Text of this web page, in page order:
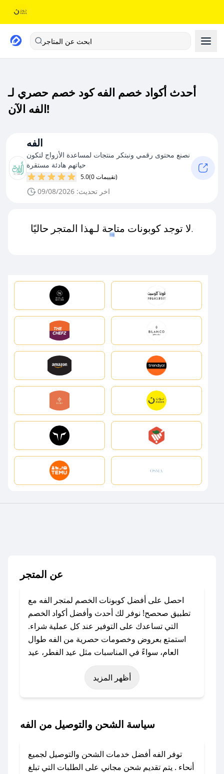
ابحث عن المتاجر
أحدث أكواد خصم الفه كود خصم حصري لـ
الفه الآن!
الفه
نصنع محتوى رقمي ونبتكر منتجات لمساعدة الأزواج لتكون
حياتهم هادئة مستقرة
5.0 (0 تقييمات)
اخر تحديث: 09/08/2026
لا توجد كوبونات متاحة لـهذا المتجر حاليًا.
عن المتجر
احصل على أفضل كوبونات الخصم لمتجر الفه مع
تطبيق صحصح! نوفر لك أحدث وأفضل أكواد الخصم
التي تساعدك على التوفير عند كل عملية شراء.
استمتع بعروض وخصومات حصرية من الفه طوال
العام، سواءً في المناسبات مثل عيد الفطر، عيد
الأضحى، الجمعة البيضاء (شهر نوفمبر)، رمضان،
اليوم الوطني، يوم التأسيس، أو حتى عروض خاصة
باستخدام تطبيق صحصح، يمكنك العثور بسهولة على
معنا عبر تويتر أو البريد الإلكتروني لإضافته بسرعة.
أظهر المزيد
سياسة الشحن والتوصيل من الفه
توفر الفه أفضل خدمات الشحن والتوصيل لجميع
أنحاء . يتم تقديم شحن مجاني على الطلبات التي تبلغ